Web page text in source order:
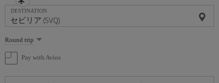
DESTINATION
Select
one
option
Round trip
Pay with Avios